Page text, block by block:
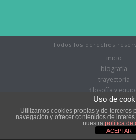
Todos los derechos
inicio
biografía
trayectoria
filosofía y
noticias
galería
Blog
contacto
Uso de
Utilizamos cookies propias y de terceros
navegación y ofrecer contenidos de
nuestra política de
ACEPTAR